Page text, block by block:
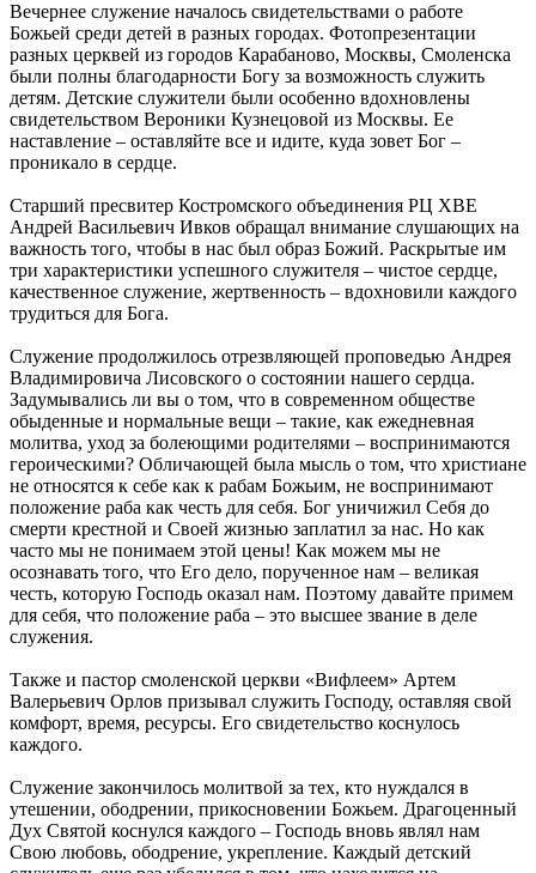
Вечернее служение началось свидетельствами о работе
Божьей среди детей в разных городах. Фотопрезентации
разных церквей из городов Карабаново, Москвы, Смоленска
были полны благодарности Богу за возможность служить
детям. Детские служители были особенно вдохновлены
свидетельством Вероники Кузнецовой из Москвы. Ее
наставление – оставляйте все и идите, куда зовет Бог –
проникало в сердце.
Старший пресвитер Костромского объединения РЦ ХВЕ
Андрей Васильевич Ивков обращал внимание слушающих на
важность того, чтобы в нас был образ Божий. Раскрытые им
три характеристики успешного служителя – чистое сердце,
качественное служение, жертвенность – вдохновили каждого
трудиться для Бога.
Служение продолжилось отрезвляющей проповедью Андрея
Владимировича Лисовского о состоянии нашего сердца.
Задумывались ли вы о том, что в современном обществе
обыденные и нормальные вещи – такие, как ежедневная
молитва, уход за болеющими родителями – воспринимаются
героическими? Обличающей была мысль о том, что христиане
не относятся к себе как к рабам Божьим, не воспринимают
положение раба как честь для себя. Бог уничижил Себя до
смерти крестной и Своей жизнью заплатил за нас. Но как
часто мы не понимаем этой цены! Как можем мы не
осознавать того, что Его дело, порученное нам – великая
честь, которую Господь оказал нам. Поэтому давайте примем
для себя, что положение раба – это высшее звание в деле
служения.
Также и пастор смоленской церкви «Вифлеем» Артем
Валерьевич Орлов призывал служить Господу, оставляя свой
комфорт, время, ресурсы. Его свидетельство коснулось
каждого.
Служение закончилось молитвой за тех, кто нуждался в
утешении, ободрении, прикосновении Божьем. Драгоценный
Дух Святой коснулся каждого – Господь вновь являл нам
Свою любовь, ободрение, укрепление. Каждый детский